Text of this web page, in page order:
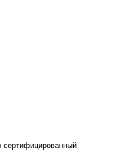
сертифицированный